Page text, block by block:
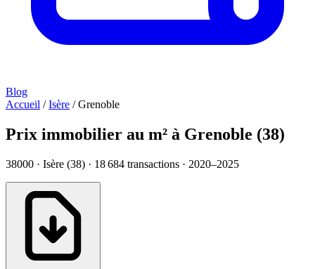
Blog
Accueil / Isère / Grenoble
Prix immobilier au m² à Grenoble (38)
38000 · Isère (38) · 18 684 transactions · 2020–2025